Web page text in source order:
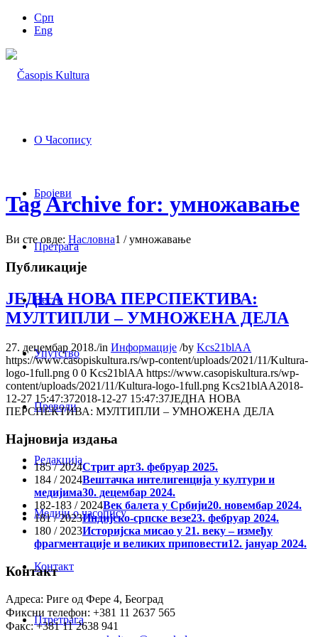
Срп
Eng
О Часопису
Бројеви
Претрага
Вести
Упутство
Преводи
Редакција
Медији о часопису
Контакт
Птретрага
Tag Archive for: умножавање
Ви сте овде: Насловна1 / умножавање
Публикације
ЈЕДНА НОВА ПЕРСПЕКТИВА:
МУЛТИПЛИ – УМНОЖЕНА ДЕЛА
27. децембар 2018./in Информације /by Kcs21blAA
https://www.casopiskultura.rs/wp-content/uploads/2021/11/Kultura-
logo-1full.png 0 0 Kcs21blAA https://www.casopiskultura.rs/wp-
content/uploads/2021/11/Kultura-logo-1full.png Kcs21blAA2018-
12-27 15:47:372018-12-27 15:47:37ЈЕДНА НОВА
ПЕРСПЕКТИВА: МУЛТИПЛИ – УМНОЖЕНА ДЕЛА
Најновија издања
185 / 2024Стрит арт3. фебруар 2025.
184 / 2024Вештачка интелигенција у култури и
медијима30. децембар 2024.
182-183 / 2024Век балета у Србији20. новембар 2024.
181 / 2023Индијско-српске везе23. фебруар 2024.
180 / 2023Историјска мисао у 21. веку – између
фрагментације и великих приповести12. јануар 2024.
Контакт
Адреса: Риге од Фере 4, Београд
Фиксни телефон: +381 11 2637 565
Факс: +381 11 2638 941